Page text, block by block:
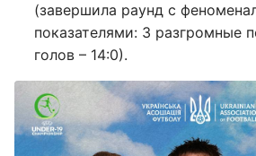
(завершила раунд с
показателями: 3 разгромные
голов – 14:0).